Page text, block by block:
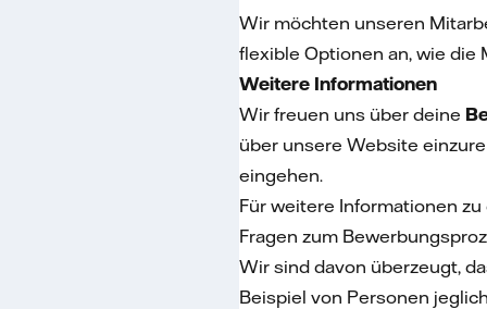
Wir möchten unseren
flexible Optionen an, wie die
Weitere Informationen
Wir freuen uns über deine
über unsere Website
eingehen.
Für weitere Informationen
Fragen zum
Wir sind davon überzeugt,
Beispiel von Personen